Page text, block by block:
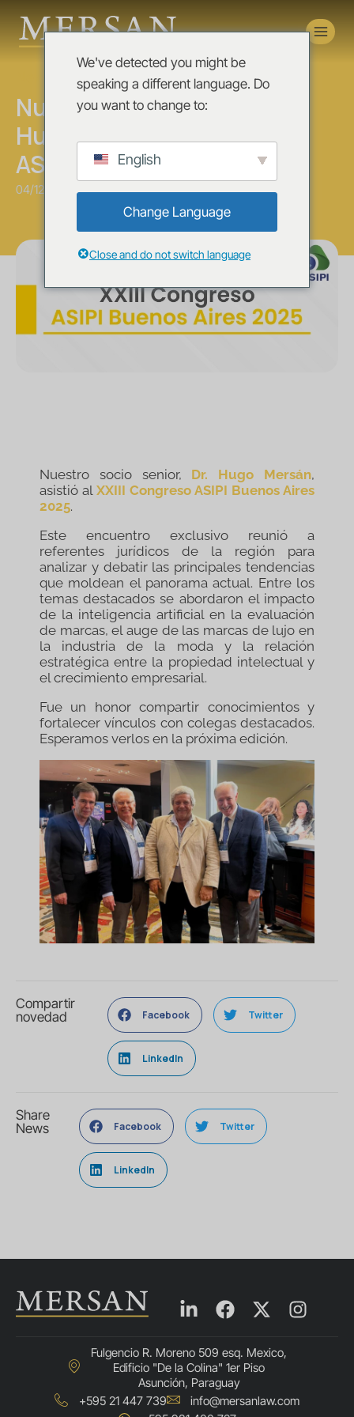
Novedades
Nuestro socio senior, Dr.
Hugo Mersán, participó en
ASIPI Buenos Aires 2025
04/12/2025
Nuestro socio senior, Dr. Hugo Mersán,
asistió al XXIII Congreso ASIPI Buenos Aires
2025.
Este encuentro exclusivo reunió a
referentes jurídicos de la región para
analizar y debatir las principales tendencias
que moldean el panorama actual. Entre los
temas destacados se abordaron el impacto
de la inteligencia artificial en la evaluación
de marcas, el auge de las marcas de lujo en
la industria de la moda y la relación
estratégica entre la propiedad intelectual y
el crecimiento empresarial.
Fue un honor compartir conocimientos y
fortalecer vínculos con colegas destacados.
Esperamos verlos en la próxima edición.
Compartir
novedad
Facebook Twitter
LinkedIn
Share
News
Facebook Twitter
LinkedIn
Fulgencio R. Moreno 509 esq. Mexico,
Edificio "De la Colina" 1er Piso
Asunción, Paraguay
+595 21 447 739
info@mersanlaw.com
We've detected you might be
speaking a different language. Do
you want to change to:
English
Change Language
Close and do not switch language